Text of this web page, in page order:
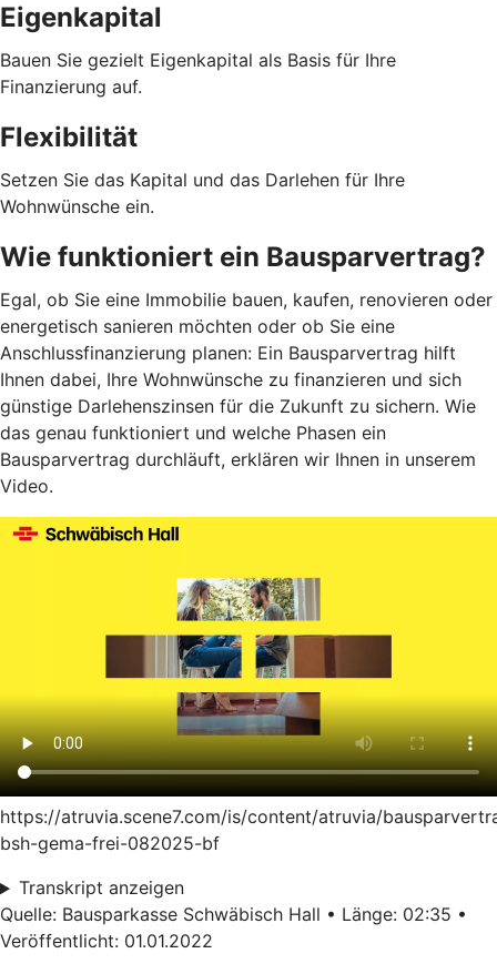
Eigenkapital
Bauen Sie gezielt Eigenkapital als Basis für Ihre
Finanzierung auf.
Flexibilität
Setzen Sie das Kapital und das Darlehen für Ihre
Wohnwünsche ein.
Wie funktioniert ein Bausparvertrag?
Egal, ob Sie eine Immobilie bauen, kaufen, renovieren oder
energetisch sanieren möchten oder ob Sie eine
Anschlussfinanzierung planen: Ein Bausparvertrag hilft
Ihnen dabei, Ihre Wohnwünsche zu finanzieren und sich
günstige Darlehenszinsen für die Zukunft zu sichern. Wie
das genau funktioniert und welche Phasen ein
Bausparvertrag durchläuft, erklären wir Ihnen in unserem
Video.
https://atruvia.scene7.com/is/content/atruvia/
bsh-gema-frei-082025-bf
Transkript anzeigen
Quelle: Bausparkasse Schwäbisch Hall • Länge: 02:35 •
Veröffentlicht: 01.01.2022